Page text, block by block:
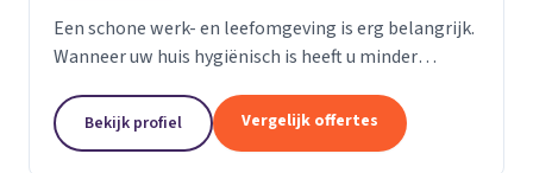
Een schone werk- en leefomgeving is erg belangrijk.
Wanneer uw huis hygiënisch is heeft u minder
een goede indruk op anderen, als uw bedrijfspand...
Bekijk profiel Vergelijk offertes